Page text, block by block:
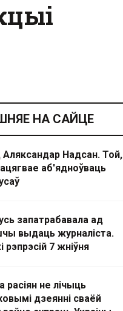
НА САЙЦЕ
Надсан. Той,
аб'ядноўваць
запатрабавала ад
выдаць журналіста.
рэпрэсій 7 жніўня
расіян не лічыць
дзеянні сваёй